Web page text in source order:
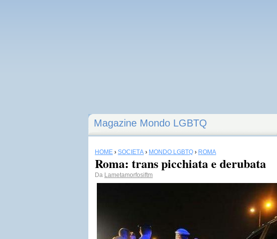
Magazine Mondo LGBTQ
HOME › SOCIETÀ › MONDO LGBTQ › ROMA
Roma: trans picchiata e derubata
Da Lametamorfosiftm